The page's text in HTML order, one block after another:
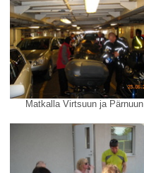
Matkalla Virtsuun ja Pärnuun